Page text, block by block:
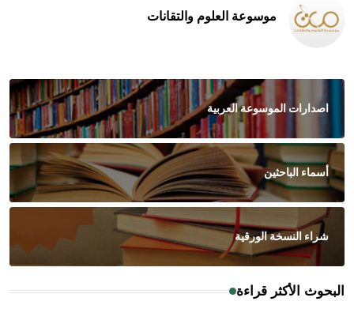
موسوعة العلوم والتقانات
اصدارات الموسوعة العربية
أسماء الباحثين
شراء النسخة الورقية
البحوث الأكثر قراءة